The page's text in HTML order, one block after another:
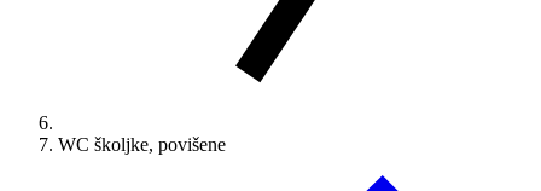
WC školjke, povišene